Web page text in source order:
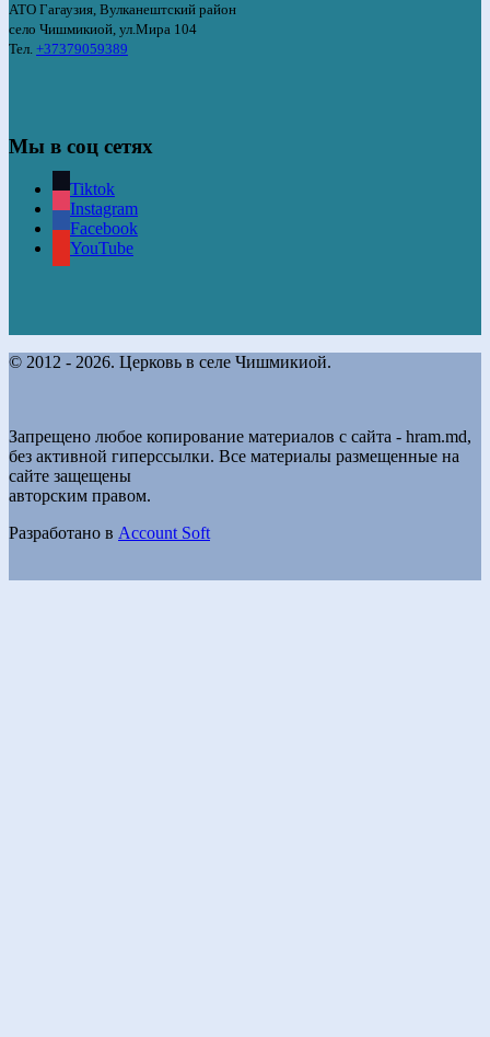
АТО Гагаузия, Вулканештский район
село Чишмикиой, ул.Мира 104
Тел. +37379059389
Мы в соц сетях
Tiktok
Instagram
Facebook
YouTube
© 2012 - 2026. Церковь в селе Чишмикиой.
Запрещено любое копирование материалов с сайта - hram.md,
без активной гиперссылки. Все материалы размещенные на
сайте защещены
авторским правом.
Разработано в Account Soft